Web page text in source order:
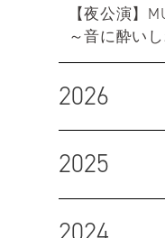
【夜公演】
～音に酔い
2026
2025